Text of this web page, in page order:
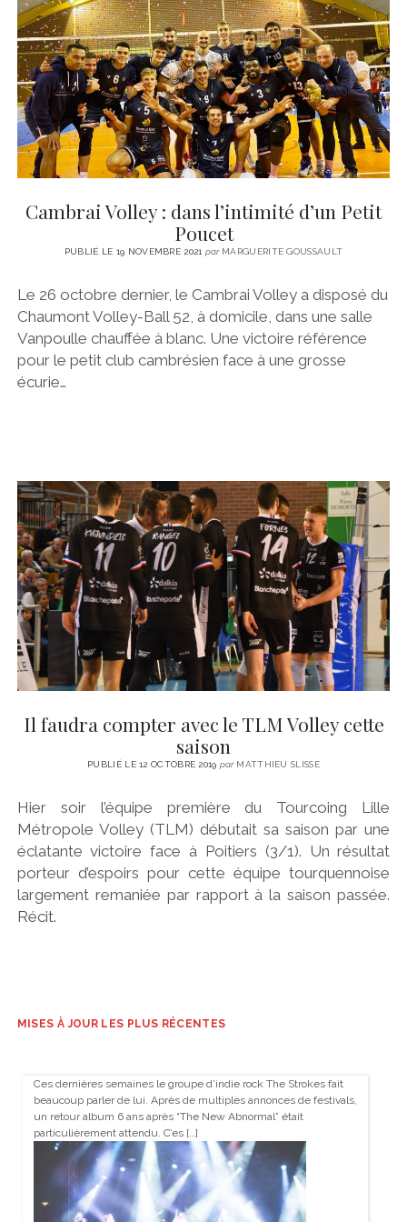
CINÉMA
LITTÉRATURE
ÉCONOMIE
SPORT
MÉDIAS
SANTÉ
instagram
emailemail-
form
Cambrai Volley : dans l’intimité d’un Petit
Poucet
PUBLIÉ LE 19 NOVEMBRE 2021 parMARGUERITE GOUSSAULT
Le 26 octobre dernier, le Cambrai Volley a disposé du
Chaumont Volley-Ball 52, à domicile, dans une salle
Vanpoulle chauffée à blanc. Une victoire référence
pour le petit club cambrésien face à une grosse
écurie…
Il faudra compter avec le TLM Volley cette
saison
PUBLIÉ LE 12 OCTOBRE 2019 parMATTHIEU SLISSE
Hier soir l’équipe première du Tourcoing Lille
Métropole Volley (TLM) débutait sa saison par une
éclatante victoire face à Poitiers (3/1). Un résultat
porteur d’espoirs pour cette équipe tourquennoise
largement remaniée par rapport à la saison passée.
Récit.
MISES À JOUR LES PLUS RÉCENTES
Ces dernières semaines le groupe d’indie rock The Strokes fait
beaucoup parler de lui. Après de multiples annonces de festivals,
un retour album 6 ans après “The New Abnormal” était
particulièrement attendu. C’es […]